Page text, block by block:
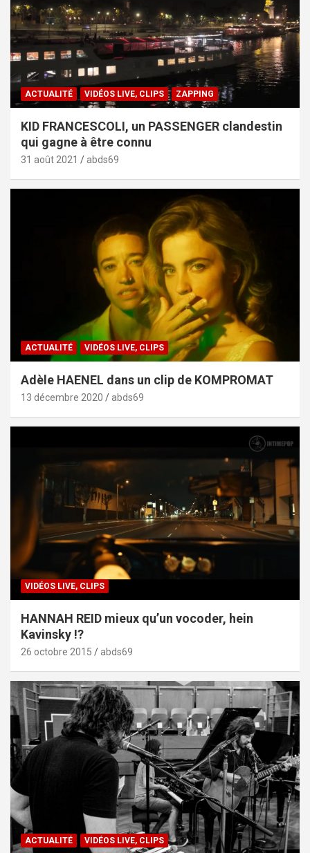
ACTUALITÉ VIDÉOS LIVE, CLIPS ZAPPING
KID FRANCESCOLI, un PASSENGER clandestin
qui gagne à être connu
31 août 2021 abds69
ACTUALITÉ VIDÉOS LIVE, CLIPS
Adèle HAENEL dans un clip de KOMPROMAT
13 décembre 2020 abds69
VIDÉOS LIVE, CLIPS
HANNAH REID mieux qu’un vocoder, hein
Kavinsky !?
26 octobre 2015 abds69
ACTUALITÉ VIDÉOS LIVE, CLIPS